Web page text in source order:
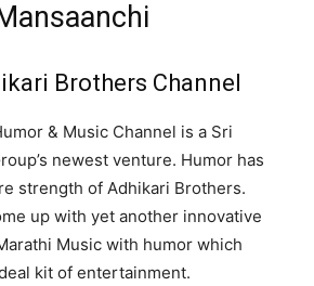
Brothers Channel
& Music Channel is a Sri
newest venture. Humor has
strength of Adhikari Brothers.
up with yet another innovative
Music with humor which
kit of entertainment.